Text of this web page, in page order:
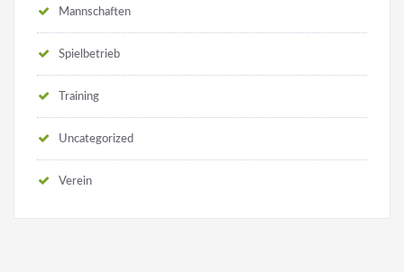
Mannschaften
Spielbetrieb
Training
Uncategorized
Verein